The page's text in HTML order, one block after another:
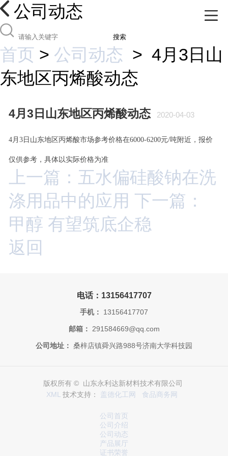
公司动态
搜索
首页 > 公司动态 > 4月3日山
东地区丙烯酸动态
4月3日山东地区丙烯酸动态 2020-04-03
4月3日山东地区丙烯酸市场参考价格在6000-6200元/吨附近，报价
仅供参考，具体以实际价格为准
上一篇：五水偏硅酸钠在洗
涤用品中的应用 下一篇：
甲醇 有望筑底企稳
返回
电话：13156417707
手机： 13156417707
邮箱： 291584669@qq.com
公司地址： 桑梓店镇舜兴路988号济南大学科技园
版权所有 © 山东永利达新材料技术有限公司
XML 技术支持： 盖德化工网 食品商务网
公司首页
公司介绍
公司动态
产品展厅
证书荣誉